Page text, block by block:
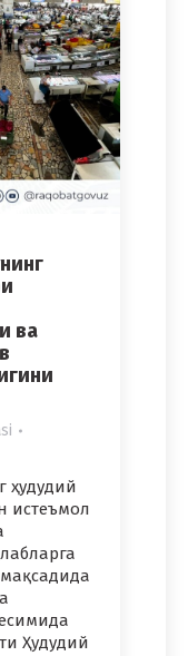
ва
ҳудудий
истеъмол
Ҳудудий